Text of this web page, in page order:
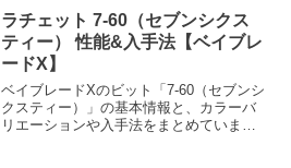
計。攻撃10防御70持久20パーツ重量
28.0g※パーツの...
ラチェット 7-60（セブンシクス
ティー） 性能&入手法【ベイブレ
ードX】
ベイブレードXのビット「7-60（セブンシ
クスティー）」の基本情報と、カラーバ
リエーションや入手法をまとめていま